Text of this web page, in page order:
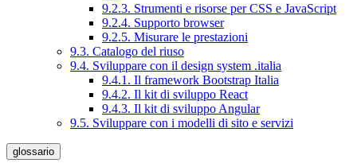
9.2.3. Strumenti e risorse per CSS e JavaScript
9.2.4. Supporto browser
9.2.5. Misurare le prestazioni
9.3. Catalogo del riuso
9.4. Sviluppare con il design system .italia
9.4.1. Il framework Bootstrap Italia
9.4.2. Il kit di sviluppo React
9.4.3. Il kit di sviluppo Angular
9.5. Sviluppare con i modelli di sito e servizi
glossario